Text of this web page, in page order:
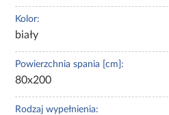
Kolor:
biały
Powierzchnia spania [cm]:
80x200
Rodzaj wypełnienia: